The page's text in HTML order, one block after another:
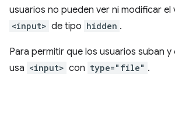
usuarios no pueden ver ni modificar el
<input> de tipo hidden .
Para permitir que los usuarios suban y
usa <input> con type="file" .